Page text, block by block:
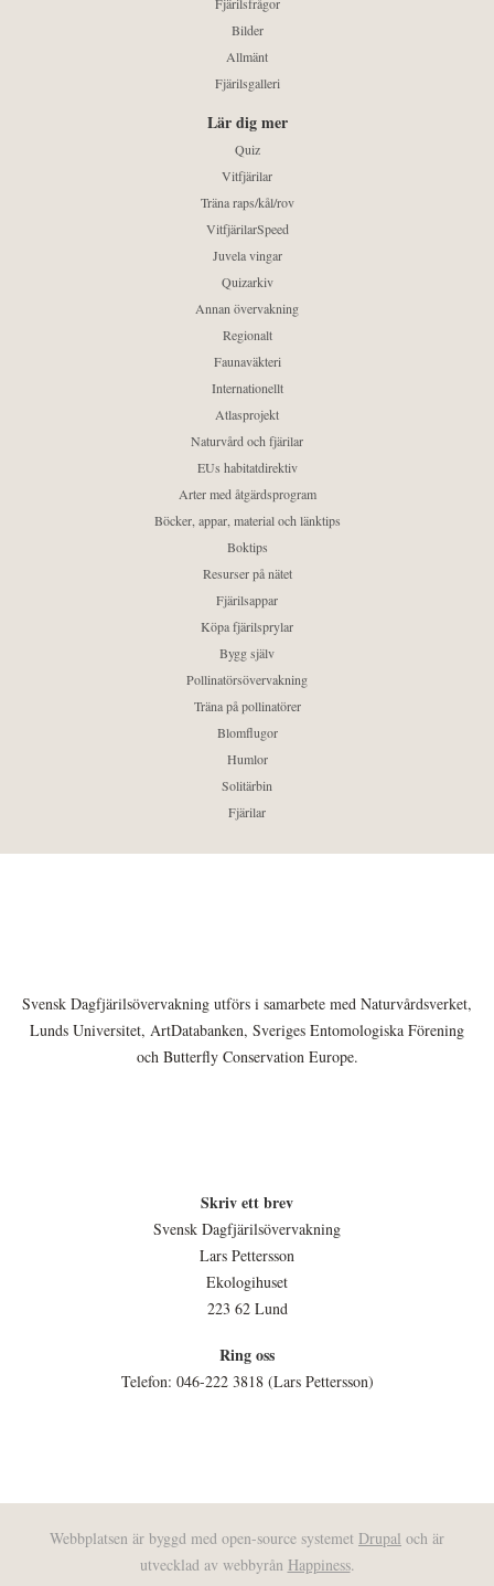
Bilder
Allmänt
Fjärilsgalleri
Lär dig mer
Quiz
Vitfjärilar
Träna raps/kål/rov
VitfjärilarSpeed
Juvela vingar
Quizarkiv
Annan övervakning
Regionalt
Faunaväkteri
Internationellt
Atlasprojekt
Naturvård och fjärilar
EUs habitatdirektiv
Arter med åtgärdsprogram
Böcker, appar, material och länktips
Boktips
Resurser på nätet
Fjärilsappar
Köpa fjärilsprylar
Bygg själv
Pollinatörsövervakning
Träna på pollinatörer
Blomflugor
Humlor
Solitärbin
Fjärilar
Svensk Dagfjärilsövervakning utförs i samarbete med Naturvårdsverket,
Lunds Universitet, ArtDatabanken, Sveriges Entomologiska Förening
och Butterfly Conservation Europe.
Skriv ett brev
Svensk Dagfjärilsövervakning
Lars Pettersson
Ekologihuset
223 62 Lund
Ring oss
Telefon: 046-222 3818 (Lars Pettersson)
Webbplatsen är byggd med open-source systemet Drupal och är
utvecklad av webbyrån Happiness.